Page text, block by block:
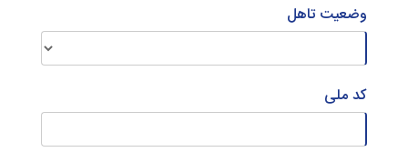
وضعیت تاهل
کد ملی